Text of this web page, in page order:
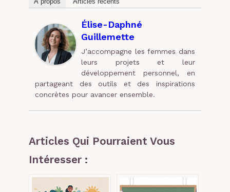
Élise-Daphné
Guillemette
J’accompagne les femmes dans
leurs projets et leur
développement personnel, en
partageant des outils et des inspirations
concrètes pour avancer ensemble.
Articles Qui Pourraient Vous
Intéresser :